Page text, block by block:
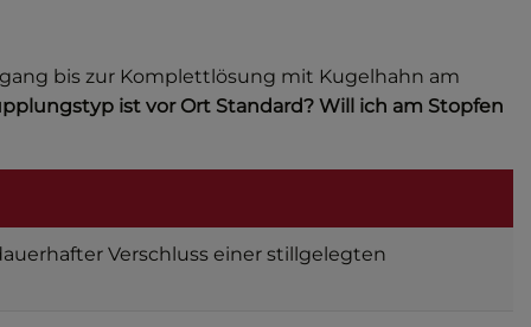
bis zur Komplettlösung mit Kugelhahn am
ist vor Ort Standard? Will ich am Stopfen
Verschluss einer stillgelegten